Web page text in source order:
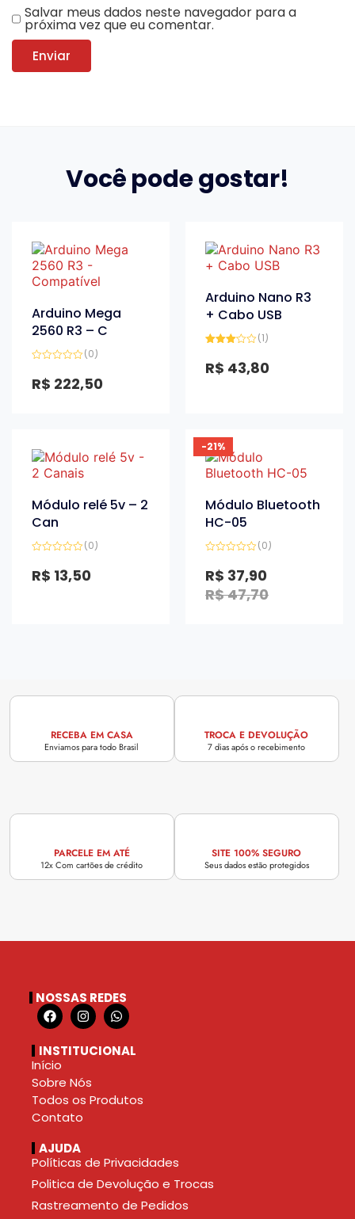
Salvar meus dados neste navegador para a
próxima vez que eu comentar.
Você pode gostar!
Arduino Mega
2560 R3 – C
0
de
(0)
R$ 222,50
Arduino Nano R3
+ Cabo USB
3.00 de
5
(1)
R$ 43,80
Módulo relé 5v – 2
Can
0
de
(0)
R$ 13,50
-21%
Módulo Bluetooth
HC-05
0
de
5
(0)
R$47,70
R$ 37,90
RECEBA EM CASA
Enviamos para todo Brasil
TROCA E DEVOLUÇÃO
7 dias após o recebimento
PARCELE EM ATÉ
12x Com cartões de crédito
SITE 100% SEGURO
Seus dados estão protegidos
NOSSAS REDES
INSTITUCIONAL
Início
Sobre Nós
Todos os Produtos
Contato
AJUDA
Políticas de Privacidades
Politica de Devolução e Trocas
Rastreamento de Pedidos